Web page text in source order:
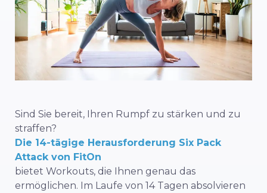
Sind Sie bereit, Ihren Rumpf zu stärken und zu
straffen?
Die 14-tägige Herausforderung Six Pack
Attack von FitOn
bietet Workouts, die Ihnen genau das
ermöglichen. Im Laufe von 14 Tagen absolvieren